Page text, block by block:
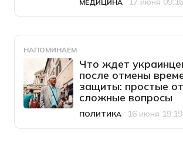
Категория
МЕДИЦИНА
Дата публикации
НАПОМИНАЕМ
Что ждет
после отмены
защиты: простые
сложные вопросы
Категория
ПОЛИТИКА
Дата публикации
16 июня 19:19